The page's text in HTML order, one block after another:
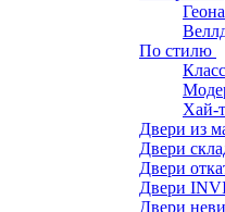
Геона
По стилю
Хай-
Двери из
Двери
Двери
Двери
Двери